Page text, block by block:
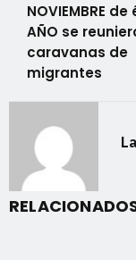
NOVIEMBRE
AÑO se
caravanas de
migrantes